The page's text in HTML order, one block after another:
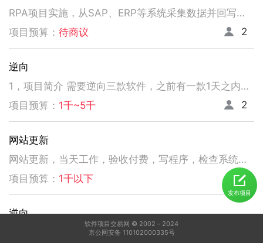
RPA项目实施，从SAP、ERP等系统采集数据并回写。请注意以下要求，不符合者请勿扰！ 1、熟悉掌握国内主流RPA设计实施，如弘玑、来也、艺赛旗等产品； 2、有大中型企业RPA流程设计、实施项目经验； 3、非远程、需要现场实施！！！！！！！
项目预算： 待商议 2
逆向
1，项目简介 需要逆向三款软件，之前有一款1天之内有人已经逆向出来，交付给我了。 2，功能需求 逆向出来后，不做任何功能改变，做加密授权就可以了三、人员要求 3，人员要求 精通逆向，做事速度快。不拖延项目进度，能保持实时交流，按时交付。 平台功能可正常使用，无明显bug。 提供项目源码
项目预算： 1千~5千 2
网站更新
网站更新，当天工作，验收付费，写程序，检查系统，更新资料库，按发现问题及时处理，写新的广州话A l软件
项目预算： 1千以下 5
逆向
发布项目
软件项目交易网 © 2002－2024
京公网安备 110102000335号